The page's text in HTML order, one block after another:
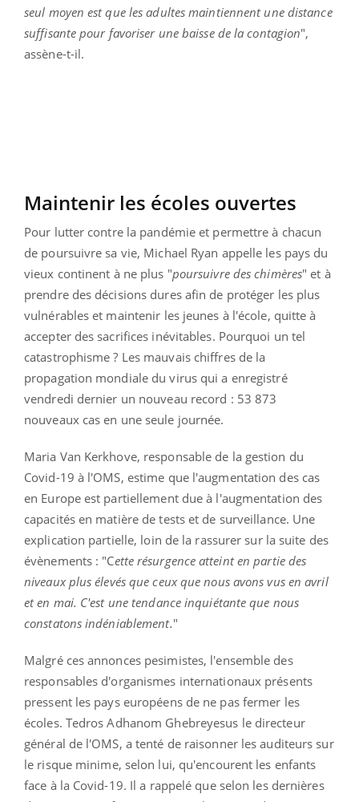
seul moyen est que les adultes maintiennent une distance
suffisante pour favoriser une baisse de la contagion",
assène-t-il.
Maintenir les écoles ouvertes
Pour lutter contre la pandémie et permettre à chacun
de poursuivre sa vie, Michael Ryan appelle les pays du
vieux continent à ne plus "poursuivre des chimères" et à
prendre des décisions dures afin de protéger les plus
vulnérables et maintenir les jeunes à l'école, quitte à
accepter des sacrifices inévitables. Pourquoi un tel
catastrophisme ? Les mauvais chiffres de la
propagation mondiale du virus qui a enregistré
vendredi dernier un nouveau record : 53 873
nouveaux cas en une seule journée.
Maria Van Kerkhove, responsable de la gestion du
Covid-19 à l'OMS, estime que l'augmentation des cas
en Europe est partiellement due à l'augmentation des
capacités en matière de tests et de surveillance. Une
explication partielle, loin de la rassurer sur la suite des
évènements : "Cette résurgence atteint en partie des
niveaux plus élevés que ceux que nous avons vus en avril
et en mai. C'est une tendance inquiétante que nous
constatons indéniablement."
Malgré ces annonces pesimistes, l'ensemble des
responsables d'organismes internationaux présents
pressent les pays européens de ne pas fermer les
écoles. Tedros Adhanom Ghebreyesus le directeur
général de l'OMS, a tenté de raisonner les auditeurs sur
le risque minime, selon lui, qu'encourent les enfants
face à la Covid-19. Il a rappelé que selon les dernières